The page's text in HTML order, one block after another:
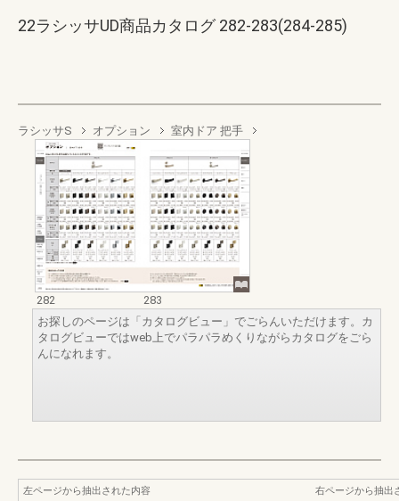
22ラシッサUD商品カタログ 282-283(284-285)
ラシッサS オプション 室内ドア 把手
282
283
お探しのページは「カタログビュー」でごらんいただけます。カ
タログビューではweb上でパラパラめくりながらカタログをごら
んになれます。
左ページから抽出された内容
右ページから抽出